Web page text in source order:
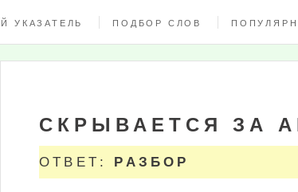
УКАЗАТЕЛЬ ПОДБОР СЛОВ
СКРЫВАЕТСЯ ЗА
ОТВЕТ: РАЗБОР